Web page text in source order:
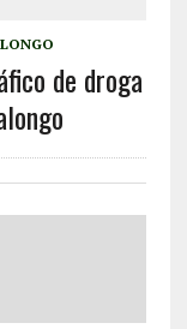
de droga